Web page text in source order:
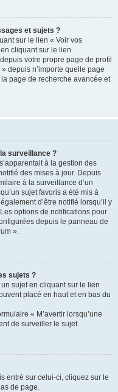
et sujets ?
sur le lien « Voir vos
cliquant sur le lien
votre propre page de profil
depuis n’importe quelle page
page de recherche avancée et
surveillance ?
à la gestion des
des mises à jour. Depuis
à la surveillance d’un
sujet favoris a été mis à
d’être notifié lorsqu’il y
options de notifications pour
depuis le panneau de
».
sujets ?
sujet en cliquant sur le lien
placé en haut et en bas du
« M’avertir lorsqu’une
de surveiller le sujet.
entré sur celui-ci, cliquez sur le
de page.